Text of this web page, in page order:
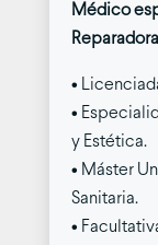
Médico
•
•
y Estética.
• Máster
Sanitaria.
•